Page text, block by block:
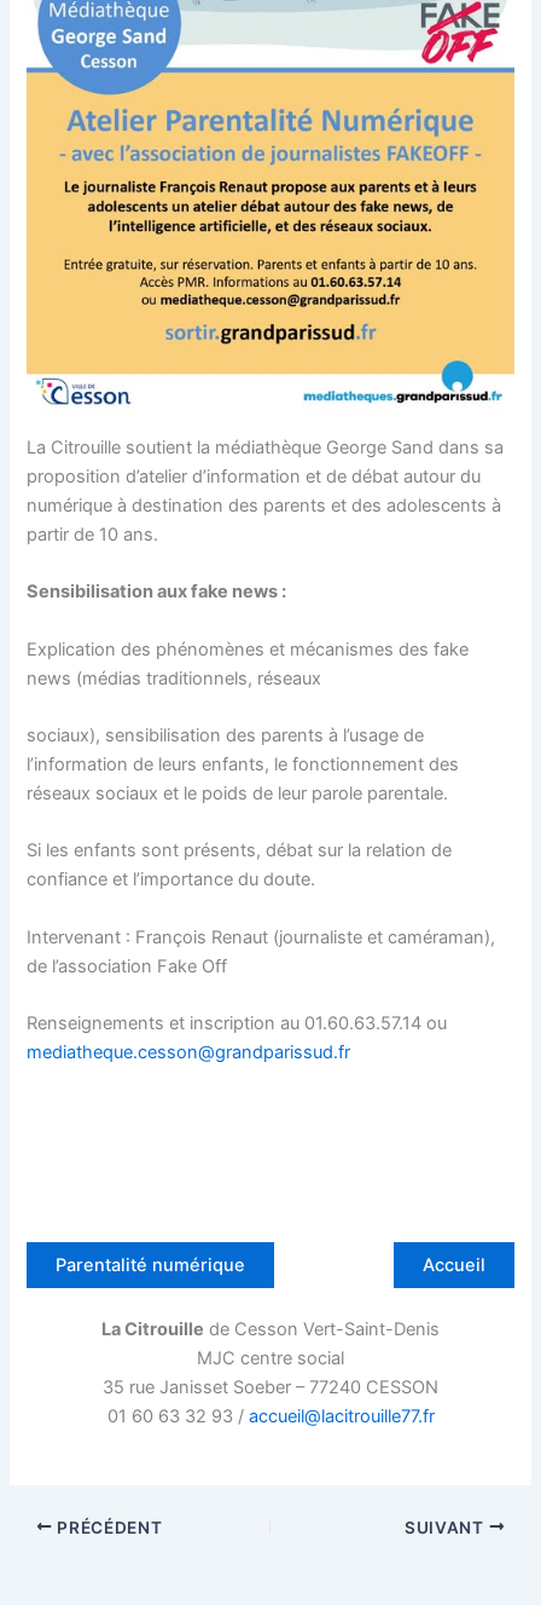
La Citrouille soutient la médiathèque George Sand dans sa
proposition d’atelier d’information et de débat autour du
numérique à destination des parents et des adolescents à
partir de 10 ans.
Sensibilisation aux fake news :
Explication des phénomènes et mécanismes des fake
news (médias traditionnels, réseaux
sociaux), sensibilisation des parents à l’usage de
l’information de leurs enfants, le fonctionnement des
réseaux sociaux et le poids de leur parole parentale.
Si les enfants sont présents, débat sur la relation de
confiance et l’importance du doute.
Intervenant : François Renaut (journaliste et caméraman),
de l’association Fake Off
Renseignements et inscription au 01.60.63.57.14 ou
mediatheque.cesson@grandparissud.fr
Parentalité numérique Accueil
La Citrouille de Cesson Vert-Saint-Denis
MJC centre social
35 rue Janisset Soeber – 77240 CESSON
01 60 63 32 93 / accueil@lacitrouille77.fr
PRÉCÉDENT SUIVANT